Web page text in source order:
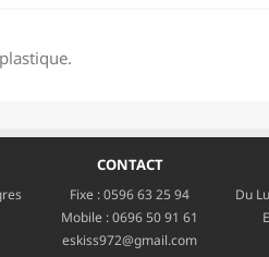
CONTACT
Fixe :0596 63 25 94
Mobile :0696 50 91 61
eskiss972@gmail.com
Du